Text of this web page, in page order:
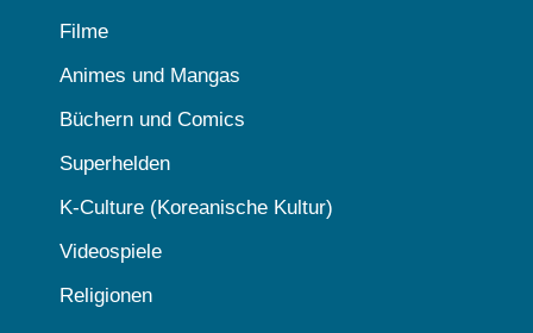
Filme
Animes und Mangas
Büchern und Comics
Superhelden
K-Culture (Koreanische Kultur)
Videospiele
Religionen